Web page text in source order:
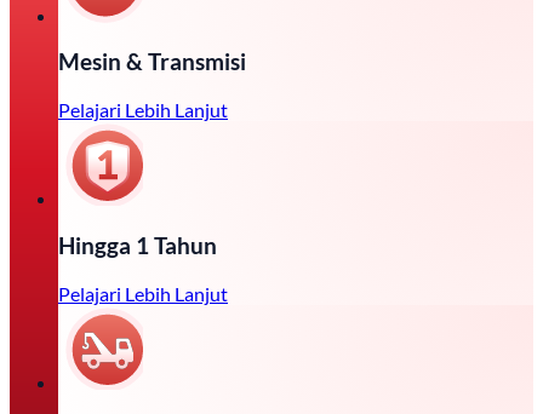
Mesin & Transmisi
Pelajari Lebih Lanjut
Hingga 1 Tahun
Pelajari Lebih Lanjut